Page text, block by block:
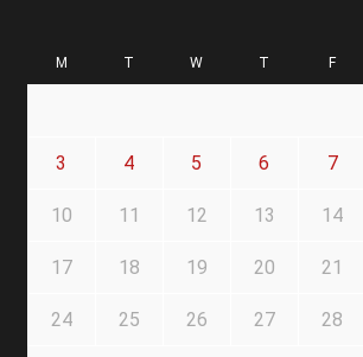
M T W T F
3 4 5 6 7
10 11 12 13 14
17 18 19 20 21
24 25 26 27 28